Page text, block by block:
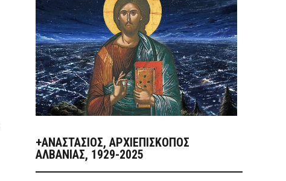
+ΑΝΑΣΤΆΣΙΟΣ, ΑΡΧΙΕΠΊΣΚΟΠΟΣ
ΑΛΒΑΝΊΑΣ, 1929-2025